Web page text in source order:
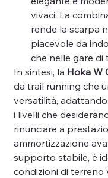
vivaci. La
rende la scarpa
piacevole da
che nelle gare di
In sintesi, la Hoka W
da trail running che
versatilità,
i livelli che
rinunciare a
ammortizzazione
supporto stabile, è
condizioni di terreno